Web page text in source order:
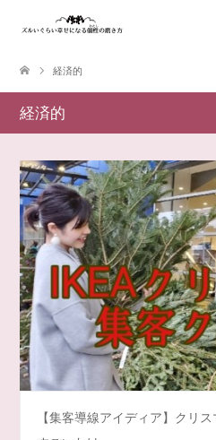
経済的
経済的
【集客導線アイディア】クリ